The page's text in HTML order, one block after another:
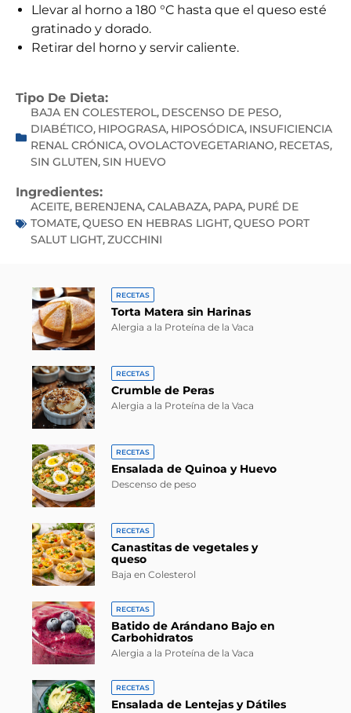
Llevar al horno a 180 °C hasta que el queso esté
gratinado y dorado.
Retirar del horno y servir caliente.
Tipo De Dieta:
BAJA EN COLESTEROL, DESCENSO DE PESO,
DIABÉTICO, HIPOGRASA, HIPOSÓDICA, INSUFICIENCIA
RENAL CRÓNICA,OVOLACTOVEGETARIANO, RECETAS,
SIN GLUTEN,SIN HUEVO
Ingredientes:
ACEITE, BERENJENA,CALABAZA, PAPA, PURÉ DE
TOMATE,QUESO EN HEBRAS LIGHT,QUESO PORT
SALUT LIGHT,ZUCCHINI
RECETAS
Torta Matera sin Harinas
Alergia a la Proteína de la Vaca
RECETAS
Crumble de Peras
Alergia a la Proteína de la Vaca
RECETAS
Ensalada de Quinoa y Huevo
Descenso de peso
RECETAS
Canastitas de vegetales y
queso
Baja en Colesterol
RECETAS
Batido de Arándano Bajo en
Carbohidratos
Alergia a la Proteína de la Vaca
RECETAS
Ensalada de Lentejas y Dátiles